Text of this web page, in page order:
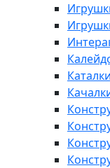
Каталки